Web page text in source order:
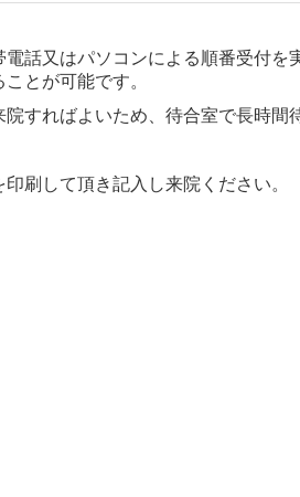
。)
話又はパソコンによる順番受付を
とが可能です。
すればよいため、待合室で長時間
印刷して頂き記入し来院ください。